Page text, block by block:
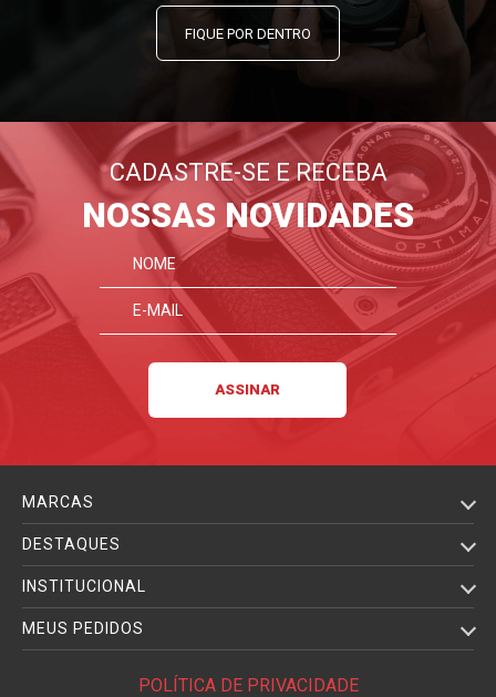
FIQUE POR DENTRO
CADASTRE-SE E RECEBA
NOSSAS NOVIDADES
MARCAS
DESTAQUES
INSTITUCIONAL
MEUS PEDIDOS
POLÍTICA DE PRIVACIDADE